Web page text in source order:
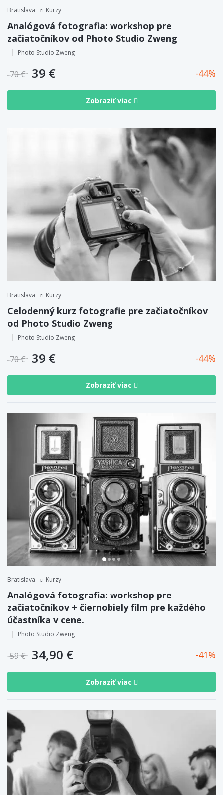
Bratislava Kurzy
Analógová fotografia: workshop pre
začiatočníkov od Photo Studio Zweng
Photo Studio Zweng
70 € 39 € 44
Zobraziť viac
Bratislava Kurzy
Celodenný kurz fotografie pre začiatočníkov
od Photo Studio Zweng
Photo Studio Zweng
70 € 39 € 44
Zobraziť viac
Bratislava Kurzy
Analógová fotografia: workshop pre
začiatočníkov + čiernobiely film pre každého
účastníka v cene.
Photo Studio Zweng
59 € 34,90 € 41
Zobraziť viac